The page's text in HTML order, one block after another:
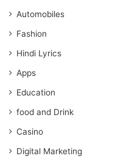
Automobiles
Fashion
Hindi Lyrics
Apps
Education
food and Drink
Casino
Digital Marketing